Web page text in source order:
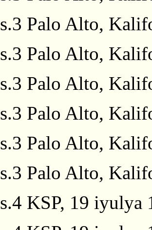
s.3 Palo Alto,
s.3 Palo Alto,
s.3 Palo Alto,
s.3 Palo Alto,
s.3 Palo Alto,
s.3 Palo Alto,
s.4 KSP, 19 iyulya